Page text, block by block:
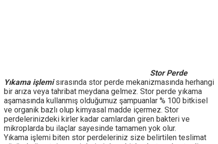
Stor Perde
Yıkama işlemisırasında stor perde mekanizmasında herhangi
bir arıza veya tahribat meydana gelmez. Stor perde yıkama
aşamasında kullanmış olduğumuz şampuanlar % 100 bitkisel
ve organik bazlı olup kimyasal madde içermez. Stor
perdelerinizdeki kirler kadar camlardan giren bakteri ve
mikroplarda bu ilaçlar sayesinde tamamen yok olur.
Yıkama işlemi biten stor perdeleriniz size belirtilen teslimat